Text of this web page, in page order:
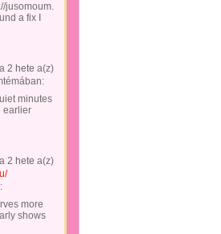
jusomoum.
a fix I
2 hete a(z)
minutes
earlier
2 hete a(z)
more
shows